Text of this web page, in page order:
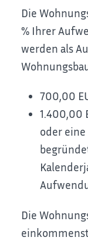
Die
% Ihrer
werden als
700,00
1.400,00
oder
Die